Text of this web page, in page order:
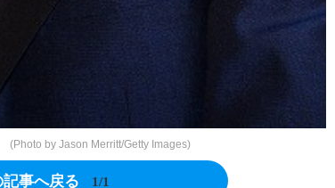
(Photo by Jason Merritt/Getty Images)
記事へ戻る 1/1